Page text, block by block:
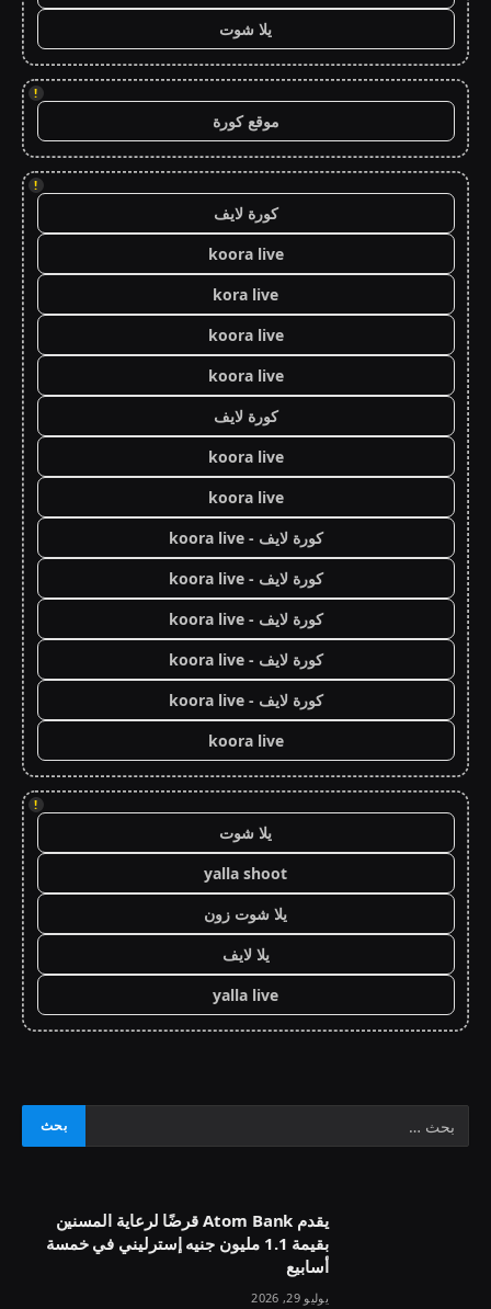
يلا شوت
!
موقع كورة
!
كورة لايف
koora live
kora live
koora live
koora live
كورة لايف
koora live
koora live
كورة لايف - koora live
كورة لايف - koora live
كورة لايف - koora live
كورة لايف - koora live
كورة لايف - koora live
koora live
!
يلا شوت
yalla shoot
يلا شوت زون
يلا لايف
yalla live
يقدم Atom Bank قرضًا لرعاية المسنين
بقيمة 1.1 مليون جنيه إسترليني في خمسة
أسابيع
يوليو 29, 2026